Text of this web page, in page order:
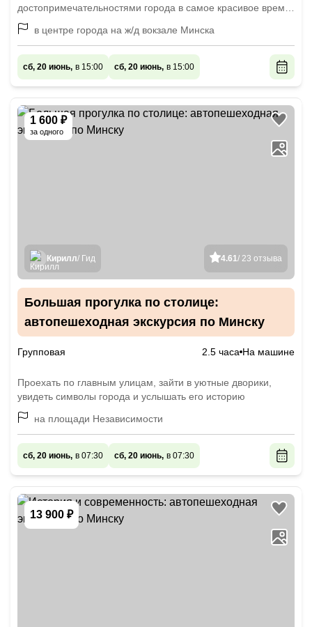
достопримечательностями города в самое красивое время
суток
в центре города на ж/д вокзале Минска
сб, 20 июнь, в 15:00 сб, 20 июнь, в 15:00
1 600 ₽
за одного
4.61/ 23 отзыва
Кирилл/ Гид
Большая прогулка по столице:
автопешеходная экскурсия по Минску
Групповая 2.5 часа На машине
Проехать по главным улицам, зайти в уютные дворики,
увидеть символы города и услышать его историю
на площади Независимости
сб, 20 июнь, в 07:30 сб, 20 июнь, в 07:30
13 900 ₽